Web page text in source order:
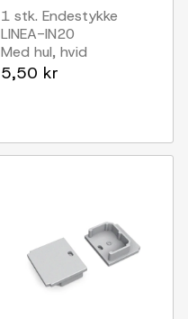
1 stk. Endestykke
LINEA-IN20
Med hul, hvid
5,50 kr